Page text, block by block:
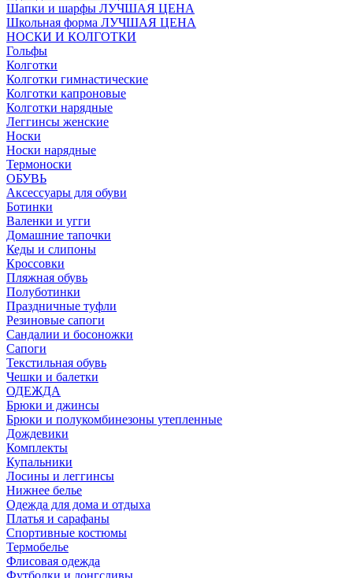
Шапки и шарфы ЛУЧШАЯ ЦЕНА
Школьная форма ЛУЧШАЯ ЦЕНА
НОСКИ И КОЛГОТКИ
Гольфы
Колготки
Колготки гимнастические
Колготки капроновые
Колготки нарядные
Леггинсы женские
Носки
Носки нарядные
Термоноски
ОБУВЬ
Аксессуары для обуви
Ботинки
Валенки и угги
Домашние тапочки
Кеды и слипоны
Кроссовки
Пляжная обувь
Полуботинки
Праздничные туфли
Резиновые сапоги
Сандалии и босоножки
Сапоги
Текстильная обувь
Чешки и балетки
ОДЕЖДА
Брюки и джинсы
Брюки и полукомбинезоны утепленные
Дождевики
Комплекты
Купальники
Лосины и леггинсы
Нижнее белье
Одежда для дома и отдыха
Платья и сарафаны
Спортивные костюмы
Термобелье
Флисовая одежда
Футболки и лонгсливы